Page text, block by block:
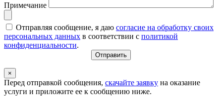
Примечание
Отправляя сообщение, я даю согласие на обработку своих
персональных данных в соответствии с политикой
конфиденциальности.
×
Перед отправкой сообщения, скачайте заявку на оказание
услуги и приложите ее к сообщению ниже.